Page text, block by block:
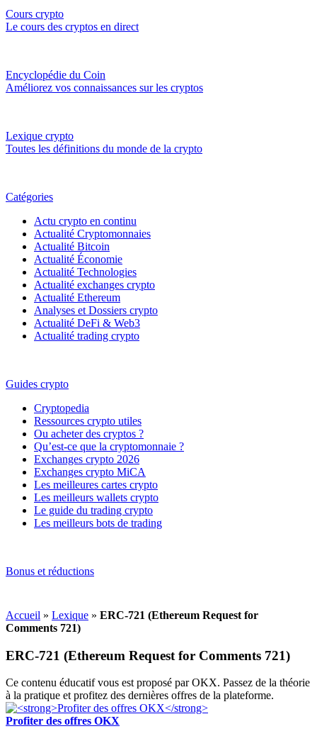
Cours crypto
Le cours des cryptos en direct
Encyclopédie du Coin
Améliorez vos connaissances sur les cryptos
Lexique crypto
Toutes les définitions du monde de la crypto
Catégories
Actu crypto en continu
Actualité Cryptomonnaies
Actualité Bitcoin
Actualité Économie
Actualité Technologies
Actualité exchanges crypto
Actualité Ethereum
Analyses et Dossiers crypto
Actualité DeFi & Web3
Actualité trading crypto
Guides crypto
Cryptopedia
Ressources crypto utiles
Ou acheter des cryptos ?
Qu’est-ce que la cryptomonnaie ?
Exchanges crypto 2026
Exchanges crypto MiCA
Les meilleures cartes crypto
Les meilleurs wallets crypto
Le guide du trading crypto
Les meilleurs bots de trading
Bonus et réductions
Accueil » Lexique » ERC-721 (Ethereum Request for
Comments 721)
ERC-721 (Ethereum Request for Comments 721)
Ce contenu éducatif vous est proposé par OKX. Passez de la théorie
à la pratique et profitez des dernières offres de la plateforme.
Profiter des offres OKX